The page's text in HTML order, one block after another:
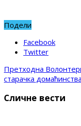
Подели
Facebook
Twitter
Претходна
старачка домаћинства
Сличне вести